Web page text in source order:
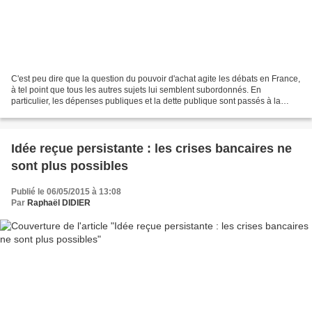
C'est peu dire que la question du pouvoir d'achat agite les débats en France,
à tel point que tous les autres sujets lui semblent subordonnés. En
particulier, les dépenses publiques et la dette publique sont passés à la
Idée reçue persistante : les crises bancaires ne
sont plus possibles
Publié le 06/05/2015 à 13:08
Par Raphaël DIDIER